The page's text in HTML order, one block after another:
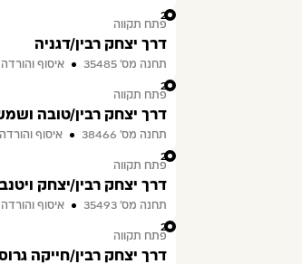
22
פתח תקווה
דרך יצחק רבין/דגניה
תחנה מס׳ 35485
איסוף והורדה
23
פתח תקווה
דרך יצחק רבין/טובה
תחנה מס׳ 38466
איסוף והורדה
24
פתח תקווה
דרך יצחק רבין/יצחק
תחנה מס׳ 35493
איסוף והורדה
25
פתח תקווה
דרך יצחק רבין/חייקה